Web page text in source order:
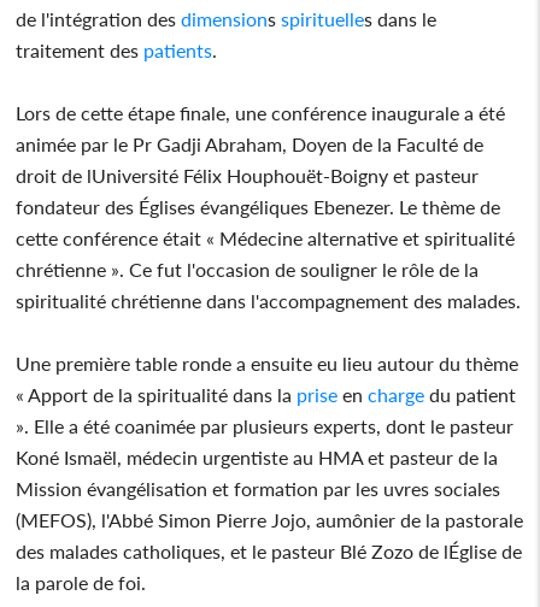
de l'intégration des dimensions spirituelles dans le
traitement des patients
Lors de cette étape finale, une conférence inaugurale a été
animée par le Pr Gadji Abraham, Doyen de la Faculté de
droit de lUniversité Félix Houphouët-Boigny et pasteur
fondateur des Églises évangéliques Ebenezer. Le thème de
cette conférence était « Médecine alternative et spiritualité
chrétienne ». Ce fut l'occasion de souligner le rôle de la
spiritualité chrétienne dans l'accompagnement des malades.
Une première table ronde a ensuite eu lieu autour du thème
« Apport de la spiritualité dans la prise en charge du patient
». Elle a été coanimée par plusieurs experts, dont le pasteur
Koné Ismaël, médecin urgentiste au HMA et pasteur de la
Mission évangélisation et formation par les uvres sociales
(MEFOS), l'Abbé Simon Pierre Jojo, aumônier de la pastorale
des malades catholiques, et le pasteur Blé Zozo de lÉglise de
la parole de foi.